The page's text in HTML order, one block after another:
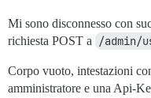
Mi sono disconnesso con
richiesta POST a
/admin/
Corpo vuoto, intestazioni
amministratore e una Api-